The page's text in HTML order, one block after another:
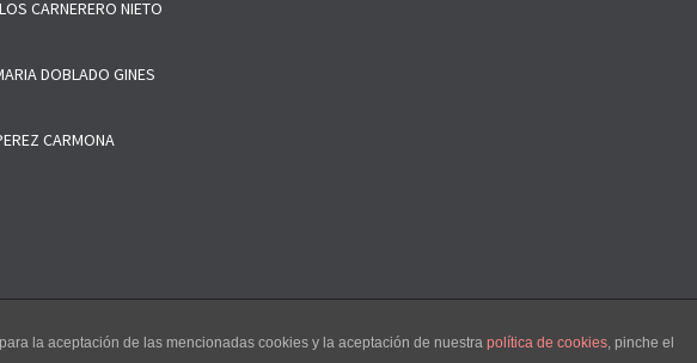
CARNERERO NIETO
DOBLADO GINES
CARMONA
de esta web están reservados|Aviso Legal|Política de
la aceptación de las mencionadas cookies y la aceptación de nuestra política de cookies, pinche el